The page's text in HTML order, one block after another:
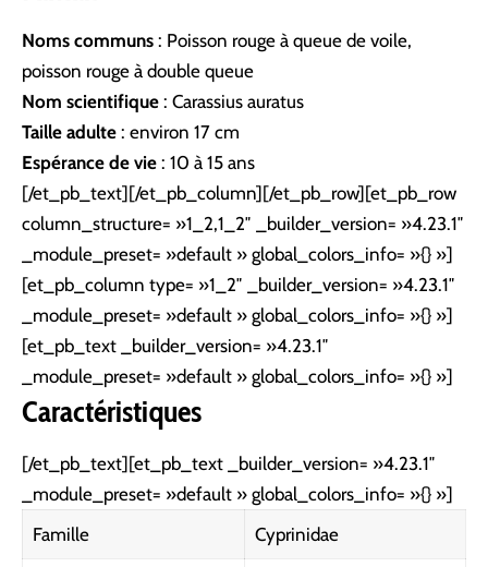
Noms communs : Poisson rouge à queue de voile,
poisson rouge à double queue
Nom scientifique : Carassius auratus
Taille adulte : environ 17 cm
Espérance de vie : 10 à 15 ans
[/et_pb_text][/et_pb_column][/et_pb_row][et_pb_row
column_structure= »1_2,1_2″ _builder_version= »4.23.1″
_module_preset= »default » global_colors_info= »{} »]
[et_pb_column type= »1_2″ _builder_version= »4.23.1″
_module_preset= »default » global_colors_info= »{} »]
[et_pb_text _builder_version= »4.23.1″
_module_preset= »default » global_colors_info= »{} »]
Caractéristiques
[/et_pb_text][et_pb_text _builder_version= »4.23.1″
_module_preset= »default » global_colors_info= »{} »]
Famille
Cyprinidae